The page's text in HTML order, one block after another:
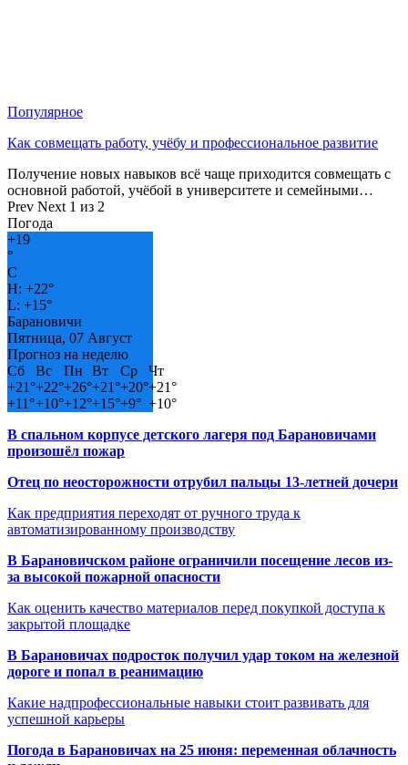
Популярное
Как совмещать работу, учёбу и профессиональное развитие
Получение новых навыков всё чаще приходится совмещать с
основной работой, учёбой в университете и семейными…
Prev Next 1 из 2
Погода
+19
°
C
H: +22°
L: +15°
Барановичи
Пятница, 07 Август
Прогноз на неделю
Сб
Вс Пн Вт Ср
Чт
+21°+22°+26°+21°+20°+21°
+11°+10°+12°+15°+9° +10°
В спальном корпусе детского лагеря под Барановичами
произошёл пожар
Отец по неосторожности отрубил пальцы 13-летней дочери
Как предприятия переходят от ручного труда к
автоматизированному производству
В Барановичском районе ограничили посещение лесов из-
за высокой пожарной опасности
Как оценить качество материалов перед покупкой доступа к
закрытой площадке
В Барановичах подросток получил удар током на железной
дороге и попал в реанимацию
Какие надпрофессиональные навыки стоит развивать для
успешной карьеры
Погода в Барановичах на 25 июня: переменная облачность